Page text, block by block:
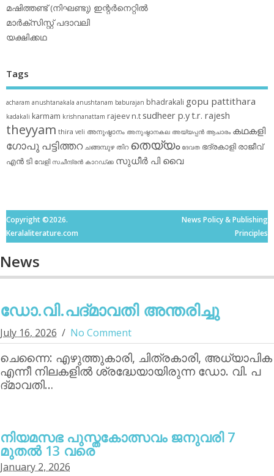
മഷിത്തണ്ട് (നിഘണ്ടു) ഇന്റര്‍നെറ്റില്‍
മാര്‍ക്‌സിസ്റ്റ് പദാവലി
യക്ഷിക്കഥ
Tags
acharam anushtanakala anushtanam baburajan bhadrakali gopu pattithara
kadakali karmam krishnanattam rajeev n.t sudheer p.yt.r. rajesh
theyyam thira veli അനുഷ്ഠാനം അനുഷ്ഠാനകല അയ്യപ്പന്‍ ആചാരം കഥകളി
ഗോപു പട്ടിത്തറ ചങ്ങമ്പുഴ തിറ തെയ്യം ദേവത ഭദ്രകാളി രാജീവ്
എൻ ടി വേളി സചീന്ദ്രന്‍ കാറഡ്ക്ക സുധീര്‍ പി വൈ
Copyright ©2026.
Keralaliterature.com
News Policy & Publishing
Principles
News
ഡോ.വി.പദ്മാവതി അന്തരിച്ചു
July 16, 2026 No Comment
ചെന്നൈ: എഴുത്തുകാരി, ചിത്രകാരി, അധ്യാപിക
എന്നീ നിലകളില്‍ ശ്രദ്ധേയായിരുന്ന ഡോ. വി. പ
ദ്മാവതി…
നിയമസഭ പുസ്തകോത്സവം ജനുവരി 7
മുതല്‍ 13 വരെ
January 2, 2026